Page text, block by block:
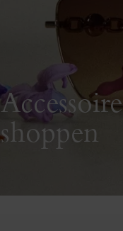
shoppen